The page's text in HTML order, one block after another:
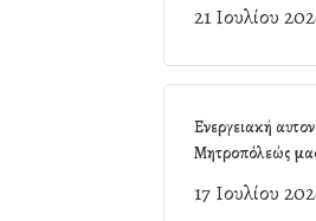
21 Ιουλίου
Ενεργειακή
Μητροπόλεώς
17 Ιουλίου